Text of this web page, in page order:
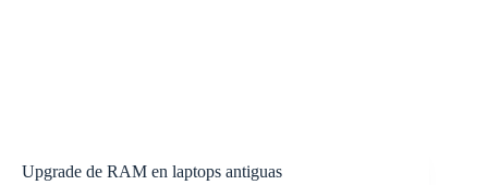
Upgrade de RAM en laptops antiguas